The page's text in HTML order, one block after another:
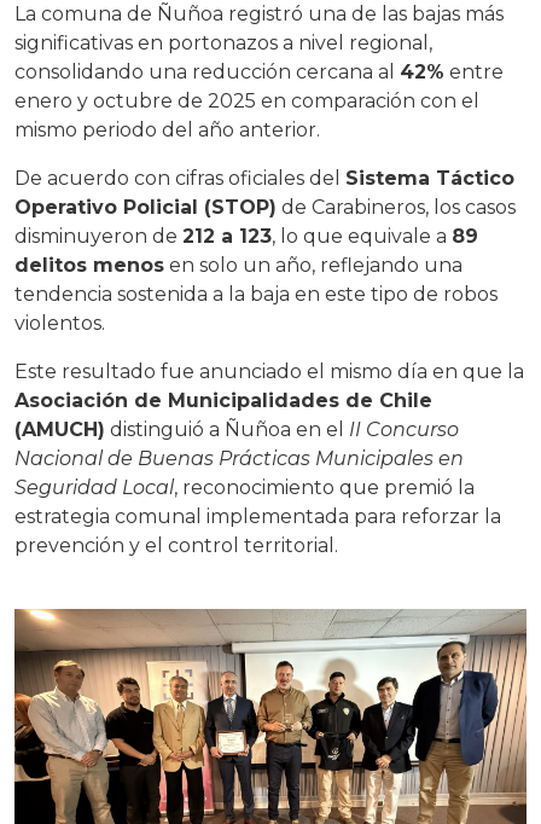
La comuna de Ñuñoa registró una de las bajas más
significativas en portonazos a nivel regional,
consolidando una reducción cercana al 42% entre
enero y octubre de 2025 en comparación con el
mismo periodo del año anterior.
De acuerdo con cifras oficiales del Sistema Táctico
Operativo Policial (STOP) de Carabineros, los casos
disminuyeron de 212 a 123, lo que equivale a 89
delitos menos en solo un año, reflejando una
tendencia sostenida a la baja en este tipo de robos
violentos.
Este resultado fue anunciado el mismo día en que la
Asociación de Municipalidades de Chile
(AMUCH) distinguió a Ñuñoa en el II Concurso
Nacional de Buenas Prácticas Municipales en
Seguridad Local, reconocimiento que premió la
estrategia comunal implementada para reforzar la
prevención y el control territorial.